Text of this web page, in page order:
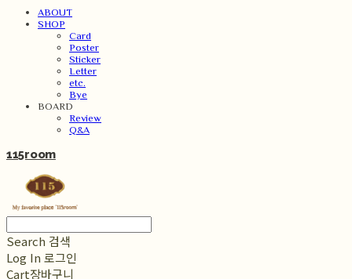
ABOUT
SHOP
Card
Poster
Sticker
Letter
etc.
Bye
BOARD
Review
Q&A
115room
Search 검색
Log In 로그인
Cart장바구니